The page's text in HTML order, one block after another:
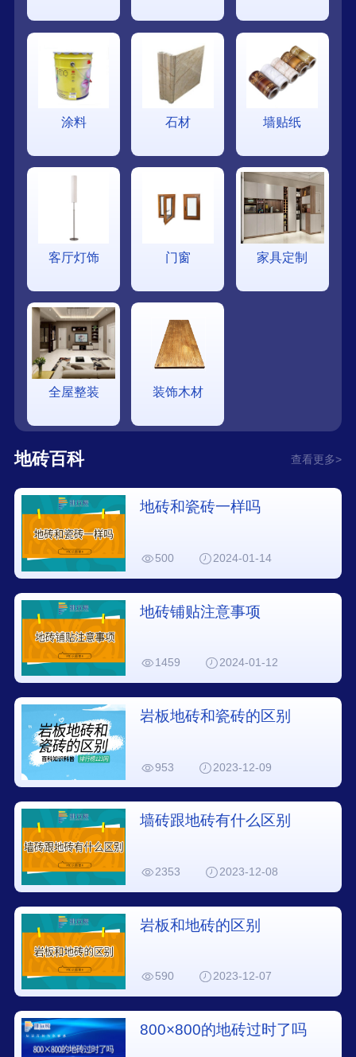
涂料 石材 墙贴纸
客厅灯饰 门窗 家具定制
全屋整装 装饰木材
地砖百科 查看更多>
地砖和瓷砖一样吗
500 2024-01-14
地砖铺贴注意事项
1459 2024-01-12
岩板地砖和瓷砖的区别
953 2023-12-09
墙砖跟地砖有什么区别
2353 2023-12-08
岩板和地砖的区别
590 2023-12-07
800×800的地砖过时了吗